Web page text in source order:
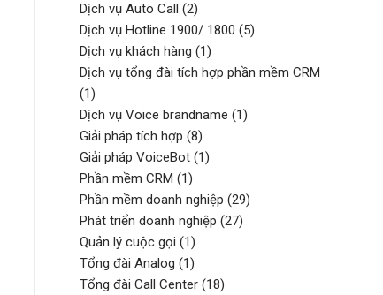
Dịch vụ Auto Call (2)
Dịch vụ Hotline 1900/ 1800 (5)
Dịch vụ khách hàng (1)
Dịch vụ tổng đài tích hợp phần mềm CRM
(1)
Dịch vụ Voice brandname (1)
Giải pháp tích hợp (8)
Giải pháp VoiceBot (1)
Phần mềm CRM (1)
Phần mềm doanh nghiệp (29)
Phát triển doanh nghiệp (27)
Quản lý cuộc gọi (1)
Tổng đài Analog (1)
Tổng đài Call Center (18)